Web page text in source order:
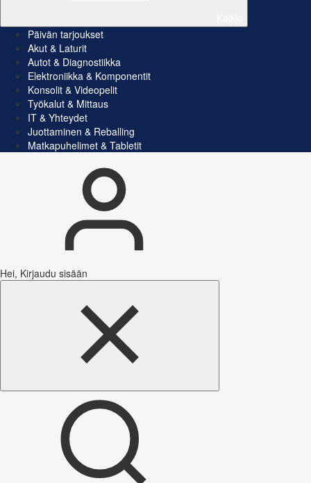
Päivän tarjoukset
Akut & Laturit
Autot & Diagnostiikka
Elektroniikka & Komponentit
Konsolit & Videopelit
Työkalut & Mittaus
IT & Yhteydet
Juottaminen & Reballing
Matkapuhelimet & Tabletit
Hei, Kirjaudu sisään